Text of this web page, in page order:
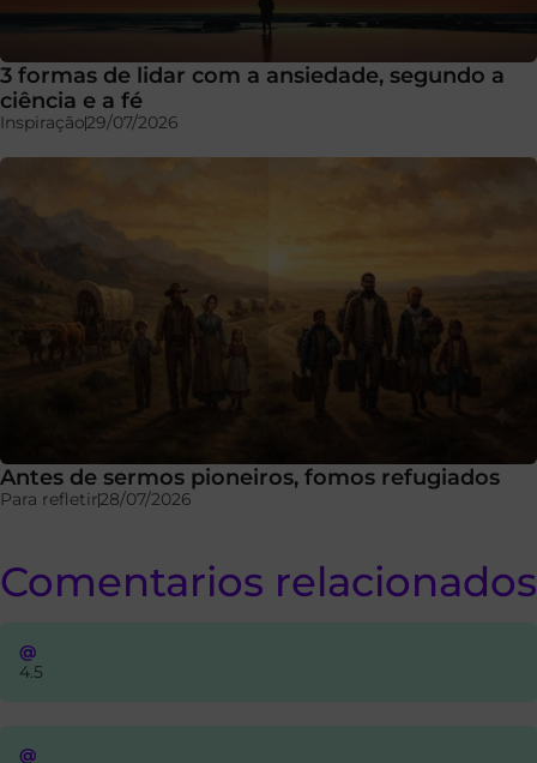
3 formas de lidar com a ansiedade, segundo a
ciência e a fé
Inspiração29/07/2026
Antes de sermos pioneiros, fomos refugiados
Para refletir28/07/2026
Comentarios relacionados
@
4.5
@